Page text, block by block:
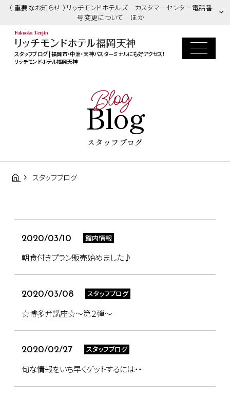
（ 重要なお知らせ ）リッチモンドホテルズ カスタマーセンター電話番
号変更について ほか
スタッフブログ | 福岡市・中洲・天神バスターミナルにも好アクセス！
リッチモンドホテル福岡天神
Blog
Blog
スタッフブログ
スタッフブログ
2020/03/10 館内情報
朝食付きプラン販売始めました♪
2020/03/08 スタッフブログ
☆博多弁講座☆～第２弾～
2020/02/27 スタッフブログ
旬な情報をいち早くゲットするには・・